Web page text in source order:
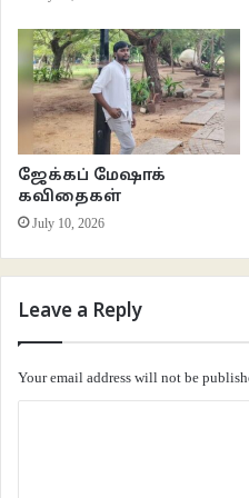
ஜேக்கப் மேஷாக்
கவிதைகள்
July 10, 2026
Leave a Reply
Your email address will not be